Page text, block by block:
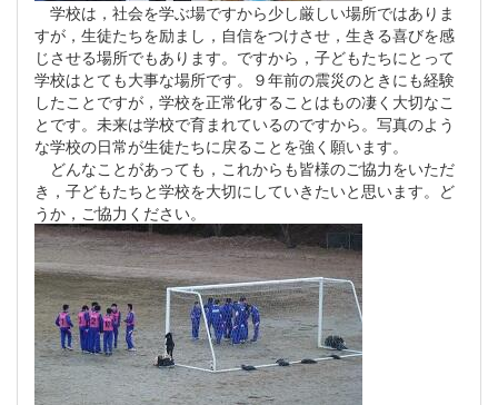
学校は，社会を学ぶ場ですから少し厳しい場所ではありま
すが，生徒たちを励まし，自信をつけさせ，生きる喜びを感
じさせる場所でもあります。ですから，子どもたちにとって
学校はとても大事な場所です。９年前の震災のときにも経験
したことですが，学校を正常化することはもの凄く大切なこ
とです。未来は学校で育まれているのですから。写真のよう
な学校の日常が生徒たちに戻ることを強く願います。
どんなことがあっても，これからも皆様のご協力をいただ
き，子どもたちと学校を大切にしていきたいと思います。ど
うか，ご協力ください。